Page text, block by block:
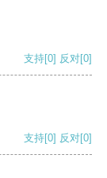
支持[0] 反对[0]
支持[0] 反对[0]